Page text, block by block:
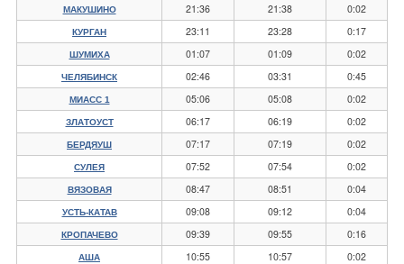
МАКУШИНО 21:36 21:38 0:02
КУРГАН 23:11 23:28 0:17
ШУМИХА 01:07 01:09 0:02
ЧЕЛЯБИНСК 02:46 03:31 0:45
МИАСС 1 05:06 05:08 0:02
ЗЛАТОУСТ 06:17 06:19 0:02
БЕРДЯУШ 07:17 07:19 0:02
СУЛЕЯ 07:52 07:54 0:02
ВЯЗОВАЯ 08:47 08:51 0:04
УСТЬ-КАТАВ 09:08 09:12 0:04
КРОПАЧЕВО 09:39 09:55 0:16
АША 10:55 10:57 0:02